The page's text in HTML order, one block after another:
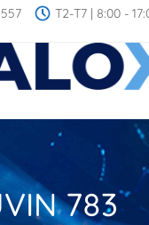
T2-T7 | 8:00 -
783